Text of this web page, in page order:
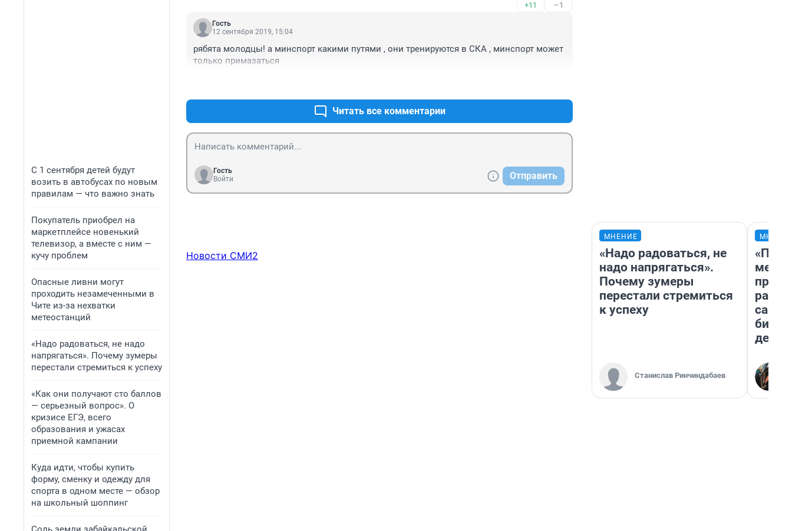
С 1 сентября детей будут
возить в автобусах по новым
правилам — что важно знать
Покупатель приобрел на
маркетплейсе новенький
телевизор, а вместе с ним —
кучу проблем
Опасные ливни могут
проходить незамеченными в
Чите из-за нехватки
метеостанций
«Надо радоваться, не надо
напрягаться». Почему зумеры
перестали стремиться к успеху
«Как они получают сто баллов
— серьезный вопрос». О
кризисе ЕГЭ, всего
образования и ужасах
приемной кампании
Куда идти, чтобы купить
форму, сменку и одежду для
спорта в одном месте — обзор
на школьный шоппинг
+11 –1
Гость
12 сентября 2019, 15:04
рябята молодцы! а минспорт какими путями , они тренируются в СКА , минспорт может
только примазаться
Читать все комментарии
Гость
Войти
Отправить
Новости СМИ2
МНЕНИЕ
«Надо радоваться, не
надо напрягаться».
Почему зумеры
перестали стремиться
к успеху
Станислав Ринчиндабаев